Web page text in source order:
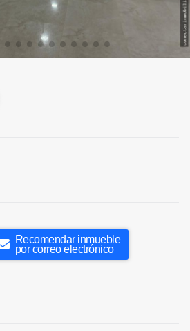
Recomendar inmueble
por correo electrónico